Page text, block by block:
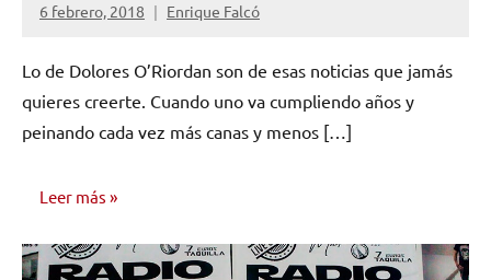
6 febrero, 2018 Enrique Falcó
4
Lo de Dolores O’Riordan son de esas noticias que jamás
quieres creerte. Cuando uno va cumpliendo años y
peinando cada vez más canas y menos […]
Leer más
OPINIÓN